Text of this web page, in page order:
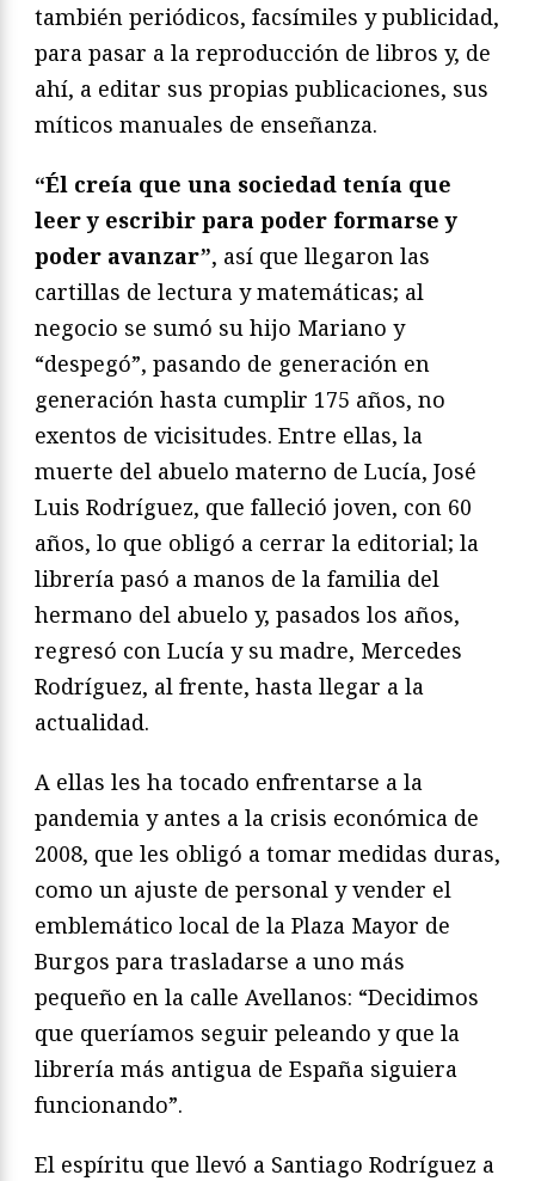
también periódicos, facsímiles y publicidad,
para pasar a la reproducción de libros y, de
ahí, a editar sus propias publicaciones, sus
míticos manuales de enseñanza.
“Él creía que una sociedad tenía que
leer y escribir para poder formarse y
poder avanzar”, así que llegaron las
cartillas de lectura y matemáticas; al
negocio se sumó su hijo Mariano y
“despegó”, pasando de generación en
generación hasta cumplir 175 años, no
exentos de vicisitudes. Entre ellas, la
muerte del abuelo materno de Lucía, José
Luis Rodríguez, que falleció joven, con 60
años, lo que obligó a cerrar la editorial; la
librería pasó a manos de la familia del
hermano del abuelo y, pasados los años,
regresó con Lucía y su madre, Mercedes
Rodríguez, al frente, hasta llegar a la
actualidad.
A ellas les ha tocado enfrentarse a la
pandemia y antes a la crisis económica de
2008, que les obligó a tomar medidas duras,
como un ajuste de personal y vender el
emblemático local de la Plaza Mayor de
Burgos para trasladarse a uno más
pequeño en la calle Avellanos: “Decidimos
que queríamos seguir peleando y que la
librería más antigua de España siguiera
funcionando”.
El espíritu que llevó a Santiago Rodríguez a